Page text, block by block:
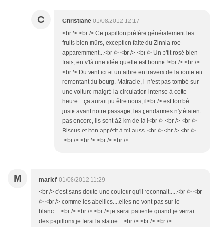
C Christiane 01/08/2012 12:17
<br /> <br /> Ce papillon préfère généralement les
fruits bien mûrs, exception faite du Zinnia roe
apparemment...<br /> <br /> <br /> Un p'tit rosé bien
frais, en v'là une idée qu'elle est bonne !<br /> <br />
<br /> Du vent ici et un arbre en travers de la route en
remontant du bourg. Mairacle, il n'est pas tombé sur
une voiture malgré la circulation intense à cette
heure... ça aurait pu être nous, il<br /> est tombé
juste avant notre passage, les gendarmes n'y étaient
pas encore, ils sont à2 km de là !<br /> <br /> <br />
Bisous et bon appétit à toi aussi.<br /> <br /> <br />
<br /> <br /> <br /> <br />
M marief 01/08/2012 11:29
<br /> c'est sans doute une couleur qu'il reconnait.....<br /> <br
/> <br /> comme les abeilles....elles ne vont pas sur le
blanc.....<br /> <br /> <br /> je serai patiente quand je verrai
des papillons,je ferai la statue....<br /> <br /> <br />